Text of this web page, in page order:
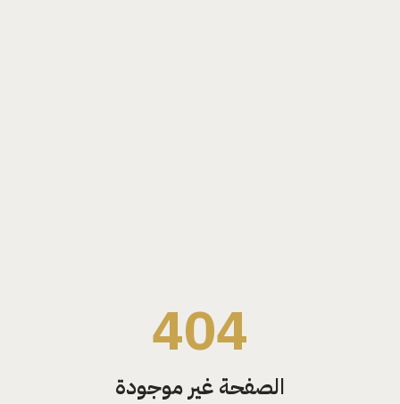
404
الصفحة غير موجودة